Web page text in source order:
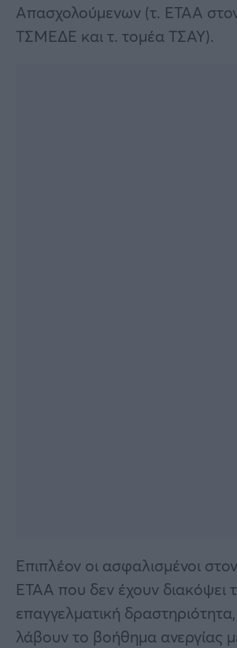
Απασχολούμενων (τ. ΕΤΑΑ
ΤΣΜΕΔΕ και τ. τομέα ΤΣΑΥ).
Επιπλέον οι ασφαλισμένοι
ΕΤΑΑ που δεν έχουν διακόψει
επαγγελματική
λάβουν το βοήθημα ανεργίας